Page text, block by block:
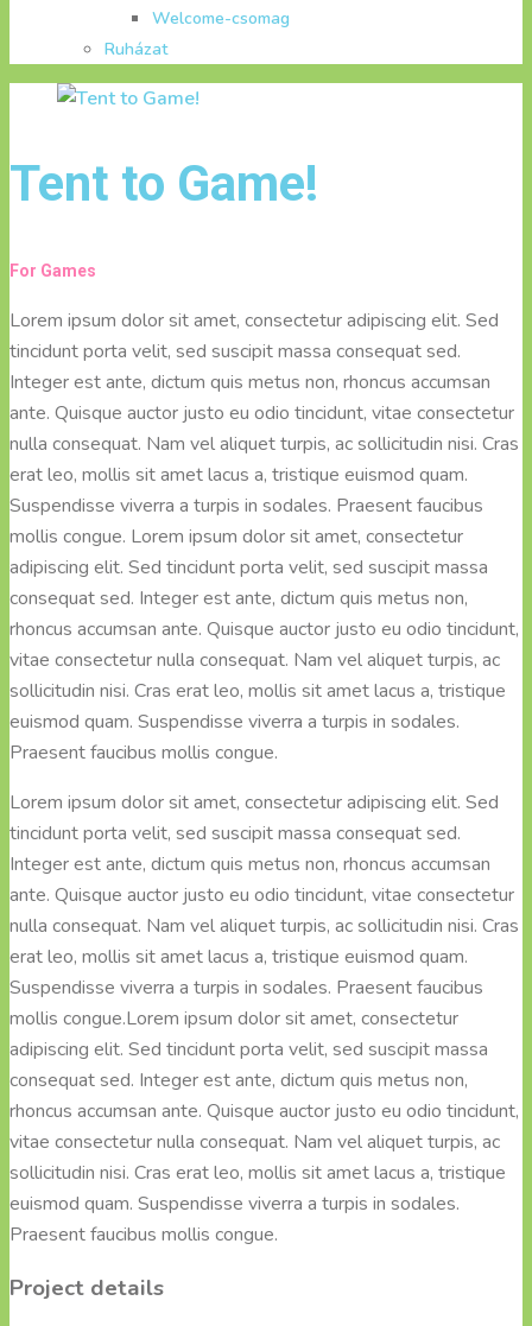
Welcome-csomag
Ruházat
Tent to Game!
For Games
Lorem ipsum dolor sit amet, consectetur adipiscing elit. Sed
tincidunt porta velit, sed suscipit massa consequat sed.
Integer est ante, dictum quis metus non, rhoncus accumsan
ante. Quisque auctor justo eu odio tincidunt, vitae consectetur
nulla consequat. Nam vel aliquet turpis, ac sollicitudin nisi. Cras
erat leo, mollis sit amet lacus a, tristique euismod quam.
Suspendisse viverra a turpis in sodales. Praesent faucibus
mollis congue. Lorem ipsum dolor sit amet, consectetur
adipiscing elit. Sed tincidunt porta velit, sed suscipit massa
consequat sed. Integer est ante, dictum quis metus non,
rhoncus accumsan ante. Quisque auctor justo eu odio tincidunt,
vitae consectetur nulla consequat. Nam vel aliquet turpis, ac
sollicitudin nisi. Cras erat leo, mollis sit amet lacus a, tristique
euismod quam. Suspendisse viverra a turpis in sodales.
Praesent faucibus mollis congue.
Lorem ipsum dolor sit amet, consectetur adipiscing elit. Sed
tincidunt porta velit, sed suscipit massa consequat sed.
Integer est ante, dictum quis metus non, rhoncus accumsan
ante. Quisque auctor justo eu odio tincidunt, vitae consectetur
nulla consequat. Nam vel aliquet turpis, ac sollicitudin nisi. Cras
erat leo, mollis sit amet lacus a, tristique euismod quam.
Suspendisse viverra a turpis in sodales. Praesent faucibus
mollis congue.Lorem ipsum dolor sit amet, consectetur
adipiscing elit. Sed tincidunt porta velit, sed suscipit massa
consequat sed. Integer est ante, dictum quis metus non,
rhoncus accumsan ante. Quisque auctor justo eu odio tincidunt,
vitae consectetur nulla consequat. Nam vel aliquet turpis, ac
sollicitudin nisi. Cras erat leo, mollis sit amet lacus a, tristique
euismod quam. Suspendisse viverra a turpis in sodales.
Praesent faucibus mollis congue.
Project details